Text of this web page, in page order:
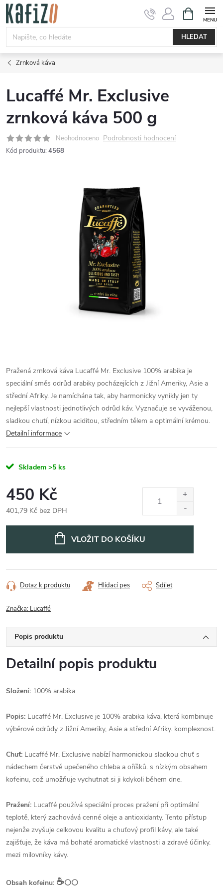
Přejít
obsah
HLEDAT
NÁKUPNÍ
KOŠÍK
Zrnková káva
Lucaffé Mr. Exclusive
zrnková káva 500 g
Neohodnoceno Podrobnosti hodnocení
Kód produktu: 4568
Pražená zrnková káva Lucaffé Mr. Exclusive 100% arabika je
speciální směs odrůd arabiky pocházejících z Jižní Ameriky, Asie a
střední Afriky. Je namíchána tak, aby harmonicky vynikly jen ty
nejlepší vlastnosti jednotlivých odrůd káv. Vyznačuje se vyváženou,
sladkou chutí, nízkou aciditou, středním tělem a optimální krémou.
Detailní informace
Skladem >5 ks
450 Kč
401,79 Kč bez DPH
VLOŽIT DO KOŠÍKU
Dotaz k produktu Hlídací pes Sdílet
Značka: Lucaffé
Popis produktu
Detailní popis produktu
Složení: 100% arabika
Popis: Lucaffé Mr. Exclusive je 100% arabika káva, která kombinuje
výběrové odrůdy z Jižní Ameriky, Asie a střední Afriky. komplexnost.
Chuť: Lucaffé Mr. Exclusive nabízí harmonickou sladkou chuť s
nádechem čerstvě upečeného chleba a oříšků. s nízkým obsahem
kofeinu, což umožňuje vychutnat si ji kdykoli během dne.
Pražení: Lucaffé používá speciální proces pražení při optimální
teplotě, který zachovává cenné oleje a antioxidanty. Tento přístup
nejenže zvyšuje celkovou kvalitu a chuťový profil kávy, ale také
zajišťuje, že káva má bohaté aromatické vlastnosti a zdravé účinky.
mezi milovníky kávy.
Obsah kofeinu: ☕️⚪⚪